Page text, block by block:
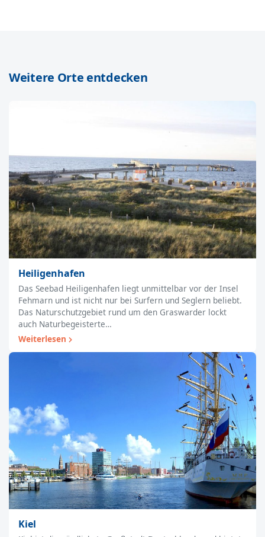
Weitere Orte entdecken
Heiligenhafen
Das Seebad Heiligenhafen liegt unmittelbar vor der Insel
Fehmarn und ist nicht nur bei Surfern und Seglern beliebt.
Das Naturschutzgebiet rund um den Graswarder lockt
auch Naturbegeisterte…
Weiterlesen
Kiel